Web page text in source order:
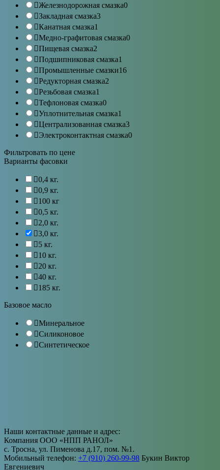
Железнодорожная смазка0
Закладная смазка3
Канатная смазка1
Медно-графитовая смазка0
Пищевая смазка2
Подшипниковая смазка1
Промышленные смазки16
Редукторная смазка2
Резьбовая смазка1
Тефлоновая смазка0
Уплотнительная смазка1
Централизованная смазка3
Электроконтактная смазка0
Фильтровать по цене
Варианты фасовки
0,4 кг.
0,9 кг.
100 кг
0,5 кг.
2,0 кг.
3,0 кг.
5 кг.
10 кг.
20 кг.
40 кг.
185 кг.
Базовое масло
Минеральное
Силиконовое
Синтетическое
Наши контактные данные и адрес:
Компания ООО «НПП РАНОЛ»
с. Тросна, ул. Пименова д.17, пом. №1.
Мобильный телефон: +7 (910) 260-99-98 Букин Виктор
Евгениевич